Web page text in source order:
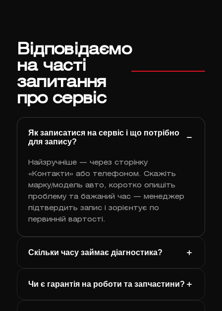
Відповідаємо
на часті
запитання
про сервіс
Як записатися на сервіс і що потрібно
для запису?
Найзручніше — через сторінку
«Контакти» або телефоном. Скажіть
марку/модель авто, коротко опишіть
проблему та бажаний час — менеджер
підтвердить запис і зорієнтує по
первинній вартості.
Скільки часу займає діагностика?
Чи є гарантія на роботи та запчастини?